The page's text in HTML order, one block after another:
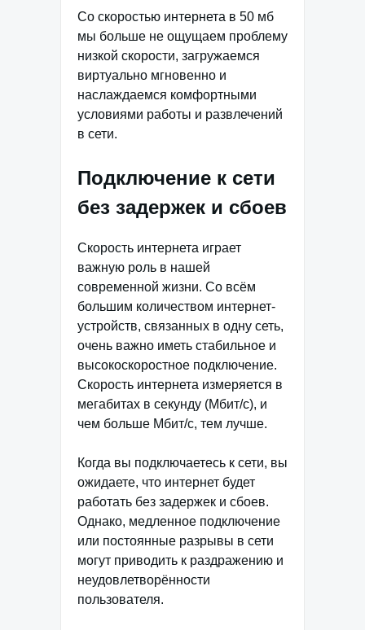
Со скоростью интернета в 50 мб
мы больше не ощущаем проблему
низкой скорости, загружаемся
виртуально мгновенно и
наслаждаемся комфортными
условиями работы и развлечений
в сети.
Подключение к сети
без задержек и сбоев
Скорость интернета играет
важную роль в нашей
современной жизни. Со всём
большим количеством интернет-
устройств, связанных в одну сеть,
очень важно иметь стабильное и
высокоскоростное подключение.
Скорость интернета измеряется в
мегабитах в секунду (Мбит/с), и
чем больше Мбит/с, тем лучше.
Когда вы подключаетесь к сети, вы
ожидаете, что интернет будет
работать без задержек и сбоев.
Однако, медленное подключение
или постоянные разрывы в сети
могут приводить к раздражению и
неудовлетворённости
пользователя.